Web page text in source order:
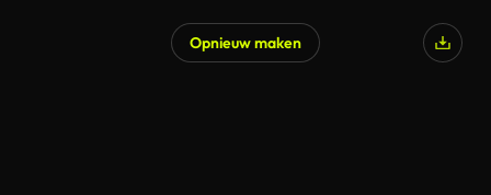
Opnieuw maken